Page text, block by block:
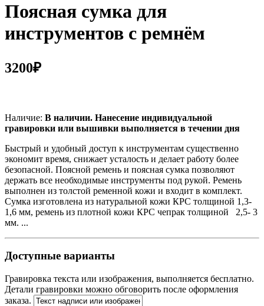
Поясная сумка для
инструментов с ремнём
3200₽
Наличие: В наличии. Нанесение индивидуальной
гравировки или вышивки выполняется в течении дня
Быстрый и удобный доступ к инструментам существенно
экономит время, снижает усталость и делает работу более
безопасной. Поясной ремень и поясная сумка позволяют
держать все необходимые инструменты под рукой. Ремень
выполнен из толстой ременной кожи и входит в комплект.
Сумка изготовлена из натуральной кожи КРС толщиной 1,3-
1,6 мм, ремень из плотной кожи КРС чепрак толщиной 2,5- 3
мм. ...
Доступные варианты
Гравировка текста или изображения, выполняется бесплатно.
Детали гравировки можно обговорить после оформления
заказа.